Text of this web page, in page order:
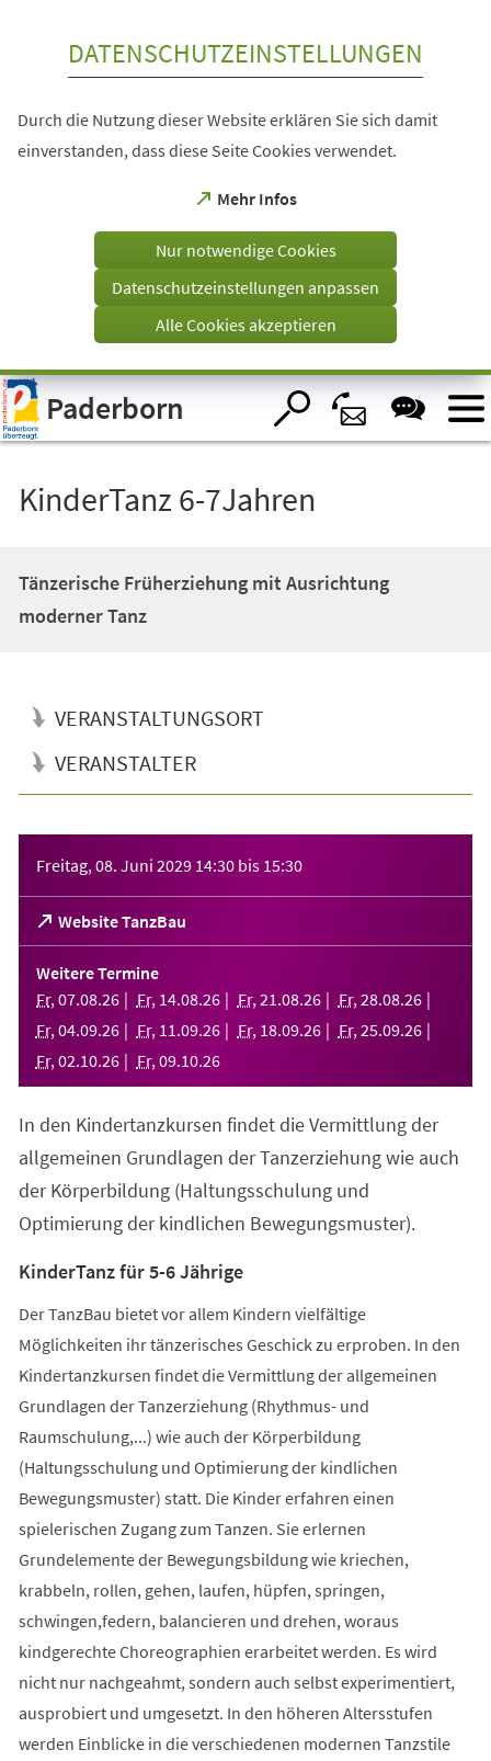
Visuelle
Assistenzsoftware
öffnen.
DATENSCHUTZEINSTELLUNGEN
Durch die Nutzung dieser Website erklären Sie sich damit
einverstanden, dass diese Seite Cookies verwendet.
Mehr Infos
(Öffnet
einem
Tab)
Nur notwendige Cookies
Datenschutzeinstellungen anpassen
Alle Cookies akzeptieren
Paderborn
KinderTanz 6-7Jahren
Tänzerische Früherziehung mit Ausrichtung
moderner Tanz
VERANSTALTUNGSORT
VERANSTALTER
Freitag, 08. Juni 2029 14:30 bis 15:30
Website TanzBau
(Öffnet
in
einem
neuen
Tab)
Weitere Termine
Fr, 07.08.26 Fr, 14.08.26 Fr, 21 .08.26 Fr, 28.08.26
Fr, 04.09.26 Fr, 11 .09.26 Fr, 18.09.26 Fr, 25.09.26
Fr, 02.10.26 Fr, 09.10.26
In den Kindertanzkursen findet die Vermittlung der
allgemeinen Grundlagen der Tanzerziehung wie auch
der Körperbildung (Haltungsschulung und
Optimierung der kindlichen Bewegungsmuster).
KinderTanz für 5-6 Jährige
Der TanzBau bietet vor allem Kindern vielfältige
Möglichkeiten ihr tänzerisches Geschick zu erproben. In den
Kindertanzkursen findet die Vermittlung der allgemeinen
Grundlagen der Tanzerziehung (Rhythmus- und
Raumschulung,...) wie auch der Körperbildung
(Haltungsschulung und Optimierung der kindlichen
Bewegungsmuster) statt. Die Kinder erfahren einen
spielerischen Zugang zum Tanzen. Sie erlernen
Grundelemente der Bewegungsbildung wie kriechen,
krabbeln, rollen, gehen, laufen, hüpfen, springen,
schwingen,federn, balancieren und drehen, woraus
kindgerechte Choreographien erarbeitet werden. Es wird
nicht nur nachgeahmt, sondern auch selbst experimentiert,
ausprobiert und umgesetzt. In den höheren Altersstufen
werden Einblicke in die verschiedenen modernen Tanzstile